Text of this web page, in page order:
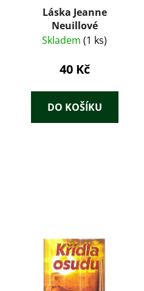
Láska Jeanne
Neuillové
Skladem (1 ks)
40 Kč
DO KOŠÍKU